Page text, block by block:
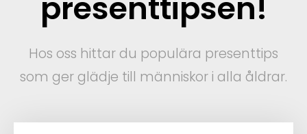
Hos oss hittar du populära presenttips
som ger glädje till människor i alla åldrar.